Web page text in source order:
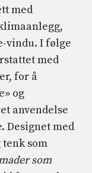
med
vindu. I følge
med
for å
og
anvendelse
Designet med
tenk som
som